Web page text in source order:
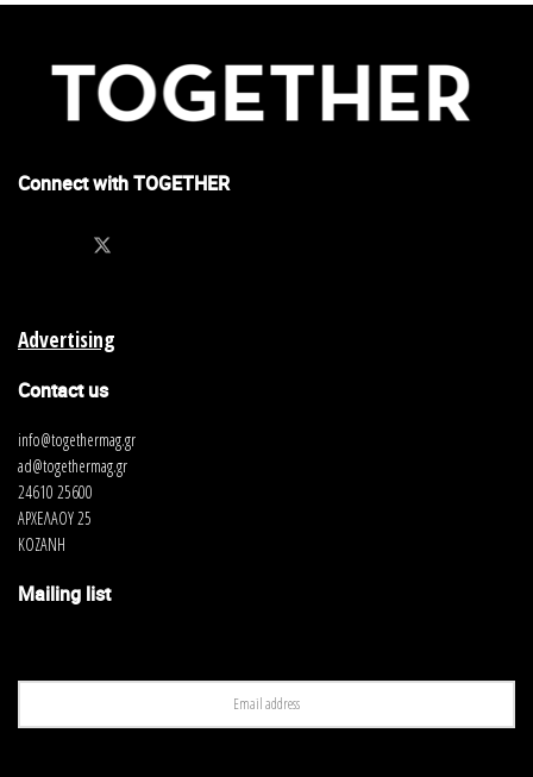
Connect with TOGETHER
Advertising
Contact us
info@togethermag.gr
ad@togethermag.gr
24610 25600
ΑΡΧΕΛΑΟΥ 25
ΚΟΖΑΝΗ
Mailing list